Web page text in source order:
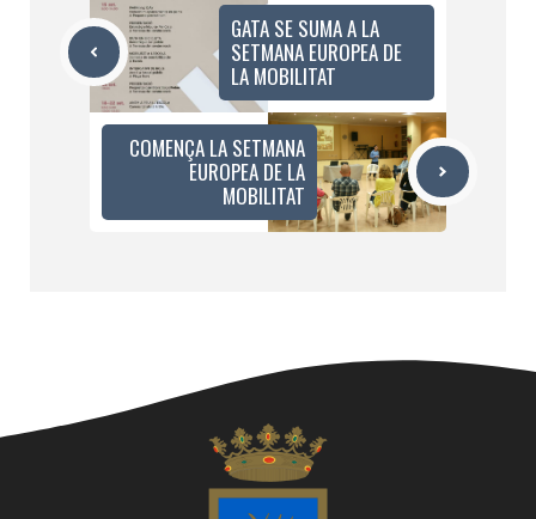
GATA SE SUMA A LA
SETMANA EUROPEA DE
LA MOBILITAT
COMENÇA LA SETMANA
EUROPEA DE LA
MOBILITAT